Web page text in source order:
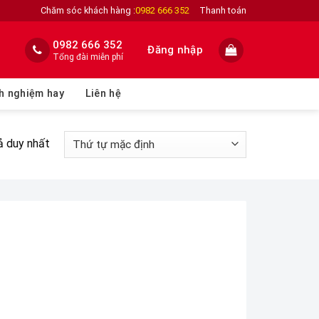
Chăm sóc khách hàng :0982 666 352 Thanh toán
0982 666 352
Tổng đài miễn phí
Đăng nhập
nghiệm hay Liên hệ
duy nhất